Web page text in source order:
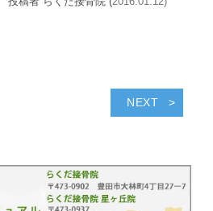
NEXT